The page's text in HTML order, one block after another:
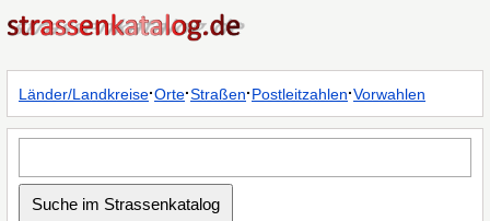
Länder/Landkreise·Orte·Straßen·Postleitzahlen·Vorwahlen